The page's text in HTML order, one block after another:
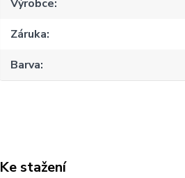
Výrobce
Záruka
Barva
Ke stažení